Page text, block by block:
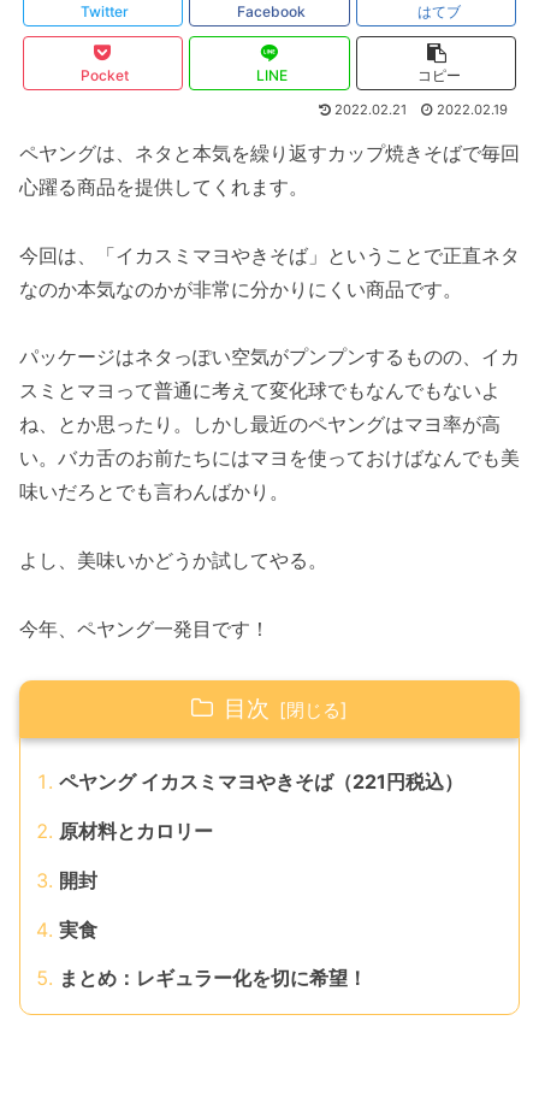
Twitter Facebook はてブ
Pocket LINE コピー
2022.02.21 2022.02.19
ペヤングは、ネタと本気を繰り返すカップ焼きそばで毎回
心躍る商品を提供してくれます。
今回は、「イカスミマヨやきそば」ということで正直ネタ
なのか本気なのかが非常に分かりにくい商品です。
パッケージはネタっぽい空気がプンプンするものの、イカ
スミとマヨって普通に考えて変化球でもなんでもないよ
ね、とか思ったり。しかし最近のペヤングはマヨ率が高
い。バカ舌のお前たちにはマヨを使っておけばなんでも美
味いだろとでも言わんばかり。
よし、美味いかどうか試してやる。
今年、ペヤング一発目です！
目次
ペヤング イカスミマヨやきそば（221円税込）
原材料とカロリー
開封
実食
まとめ：レギュラー化を切に希望！